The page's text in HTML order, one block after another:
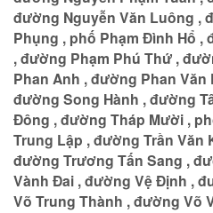
đường Nguyễn Văn Luông ,
Phụng , phố Phạm Đình Hổ ,
, đường Phạm Phú Thứ ,
Phan Anh , đường Phan
đường Song Hành , đường
Đông , đường Tháp Mười ,
Trung Lập , đường Trần Văn
đường Trương Tấn Sang ,
Vành Đai , đường Vệ Định ,
Võ Trung Thành , đường Võ